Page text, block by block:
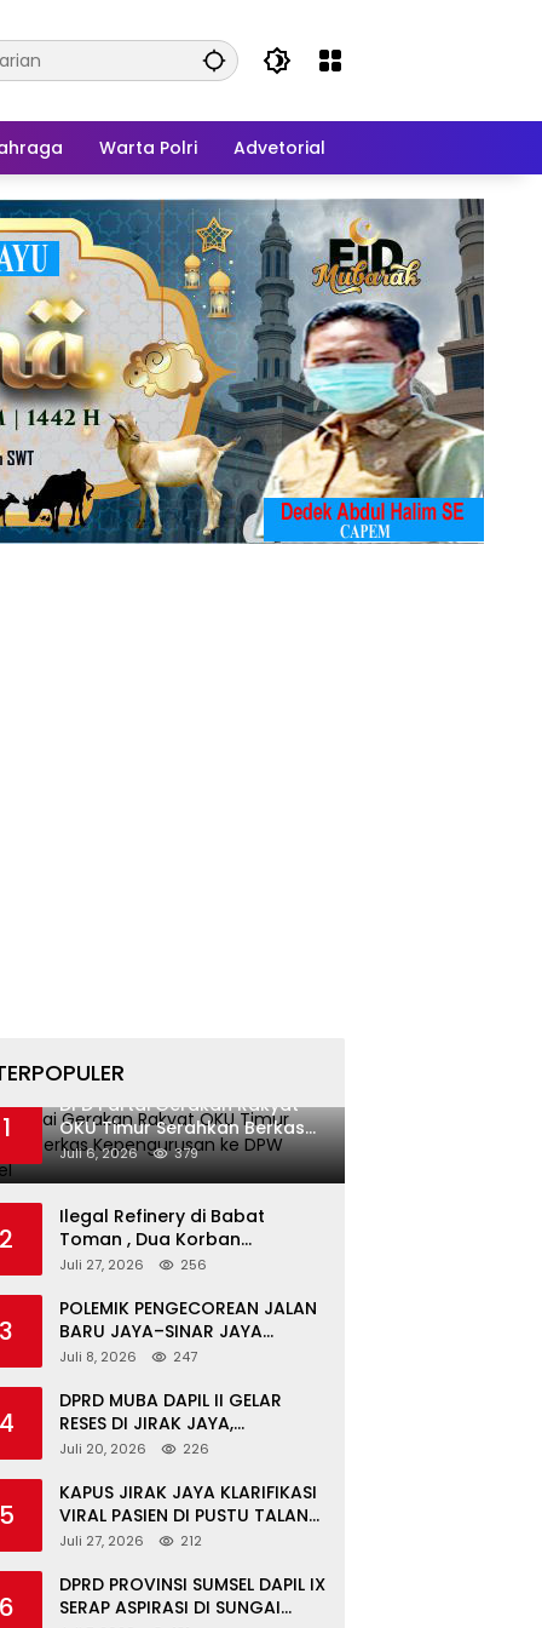
Warta Polri Advetorial
1
DPD Partai Gerakan Rakyat
OKU Timur Serahkan Berkas
Kepengurusan ke DPW Sumsel
Juli 6, 2026 379
2
Ilegal Refinery di Babat
Toman , Dua Korban
Meninggal Dunia, Ketua LGI
Kapolsek Babat Toman
Juli 27, 2026 256
3
POLEMIK PENGECOREAN JALAN
BARU JAYA–SINAR JAYA
BERAKHIR DAMAI, WARGA
FORKOPIMCAM DAN DPRD
MUBA
Juli 8, 2026 247
4
DPRD MUBA DAPIL II GELAR
RESES DI JIRAK JAYA,
SERAHKAN BANTOR DAN
TPS 3R
Juli 20, 2026 226
5
KAPUS JIRAK JAYA KLARIFIKASI
VIRAL PASIEN DI PUSTU TALANG
MANDUNG: ITU MISKOMUNIKASI
Juli 27, 2026 212
6
DPRD PROVINSI SUMSEL DAPIL IX
SERAP ASPIRASI DI SUNGAI